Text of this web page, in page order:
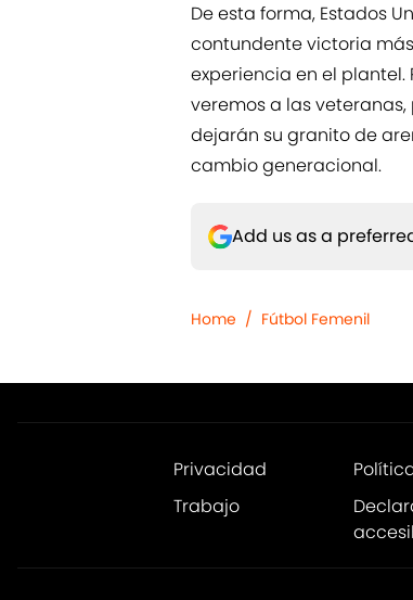
De esta forma, Estados
contundente victoria
experiencia en el plantel.
veremos a las
dejarán su granito de
cambio generacional.
Add us as a
Home / Fútbol Femenil
Privacidad
Trabajo